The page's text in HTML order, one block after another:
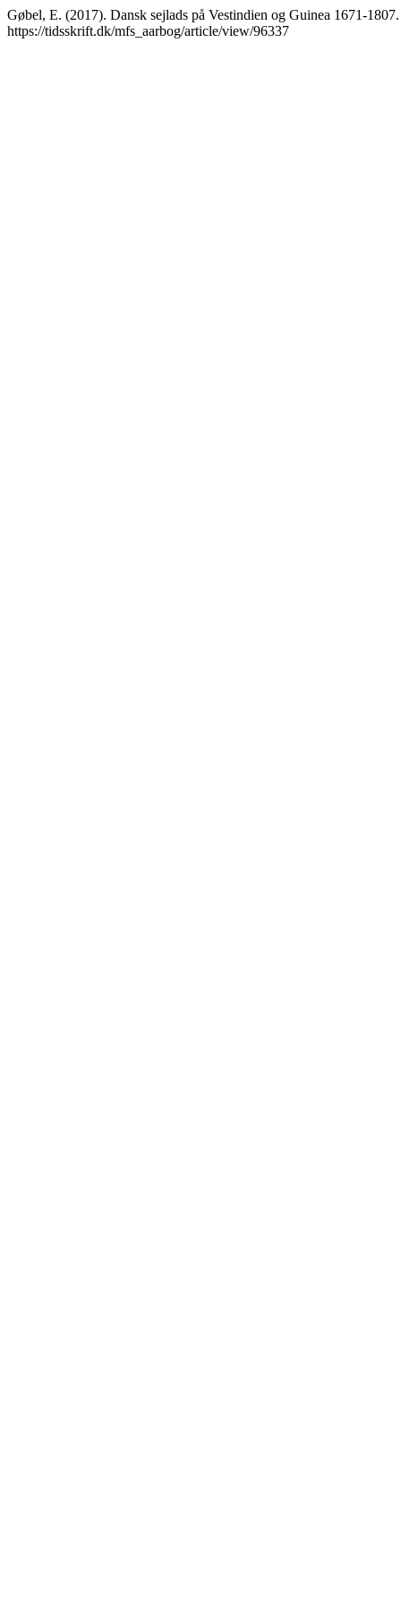
Gøbel, E. (2017). Dansk sejlads på Vestindien og Guinea 1671-
https://tidsskrift.dk/mfs_aarbog/article/view/96337